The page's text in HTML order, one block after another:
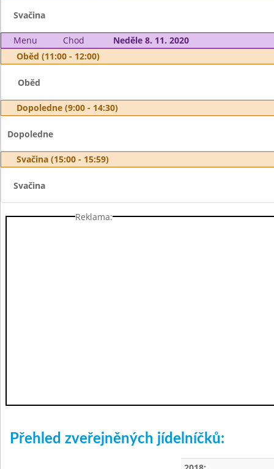
Svačina
Menu Chod
Neděle 8. 11. 2020
Oběd (11:00 - 12:00)
Oběd
Dopoledne (9:00 - 14:30)
Dopoledne
Svačina (15:00 - 15:59)
Svačina
Reklama:
Přehled zveřejněných jídelníčků: